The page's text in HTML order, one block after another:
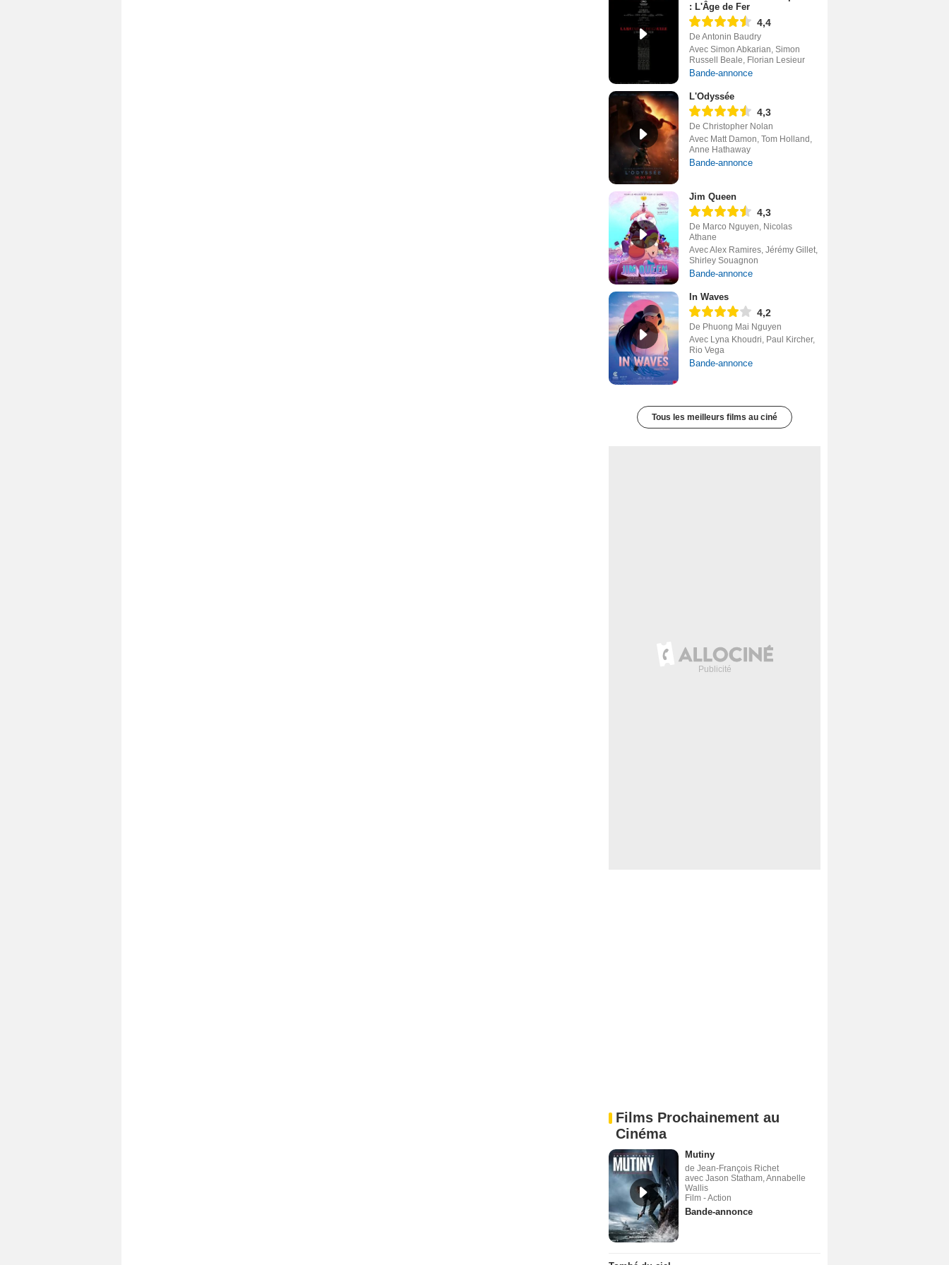
: L'Âge de Fer
4,4
De Antonin Baudry
Avec Simon Abkarian, Simon
Russell Beale, Florian Lesieur
Bande-annonce
L'Odyssée
4,3
De Christopher Nolan
Avec Matt Damon, Tom Holland,
Anne Hathaway
Bande-annonce
Jim Queen
4,3
De Marco Nguyen, Nicolas
Athane
Avec Alex Ramires, Jérémy Gillet,
Shirley Souagnon
Bande-annonce
In Waves
4,2
De Phuong Mai Nguyen
Avec Lyna Khoudri, Paul Kircher,
Rio Vega
Bande-annonce
Tous les meilleurs films au ciné
Films Prochainement au
Cinéma
Mutiny
de Jean-François Richet
avec Jason Statham, Annabelle
Wallis
Film - Action
Bande-annonce